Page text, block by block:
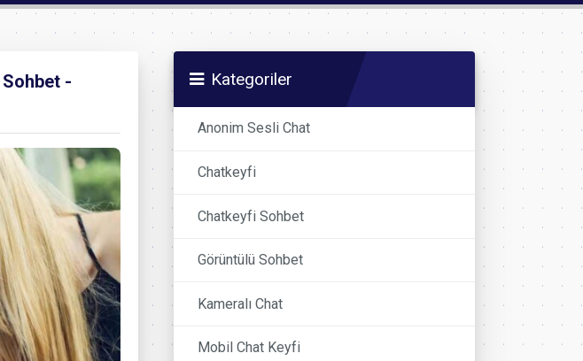
Sohbet -
Kategoriler
Anonim Sesli Chat
Chatkeyfi
Chatkeyfi Sohbet
Görüntülü Sohbet
Kameralı Chat
Mobil Chat Keyfi